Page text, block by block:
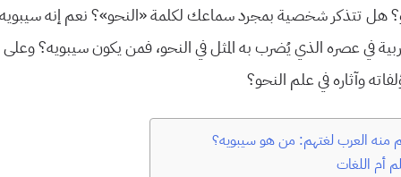
هل تتذكر شخصية بمجرد سماعك لكلمة «النحو»؟ نعم إنه سيبويه
في عصره الذي يُضرب به المثل في النحو، فمن يكون سيبويه؟
وآثاره في علم النحو؟
منه العرب لغتهم: من هو سيبويه؟
أم اللغات